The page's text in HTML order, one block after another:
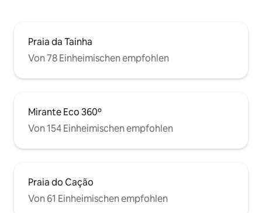
Praia da Tainha
Von 78 Einheimischen empfohlen
Mirante Eco 360º
Von 154 Einheimischen empfohlen
Praia do Cação
Von 61 Einheimischen empfohlen